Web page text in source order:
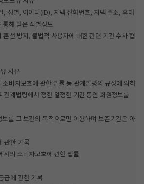
, 성별, 아이디(ID), 자택 전화번호, 자택 주소, 휴대
통해 받은 식별정보
혼선 방지, 불법적 사용자에 대한 관련 기관 수사 협
사유
비자보호에 관한 법률 등 관계법령의 규정에 의하
관계법령에서 정한 일정한 기간 동안 회원정보를
를 그 보관의 목적으로만 이용하며 보존기간은 아
관한 기록
서의 소비자보호에 관한 법률
급에 관한 기록